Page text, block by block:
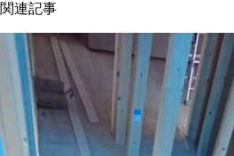
関連記事